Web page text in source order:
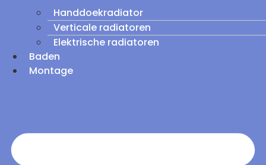
Handdoekradiator
Verticale radiatoren
Elektrische radiatoren
Baden
Montage